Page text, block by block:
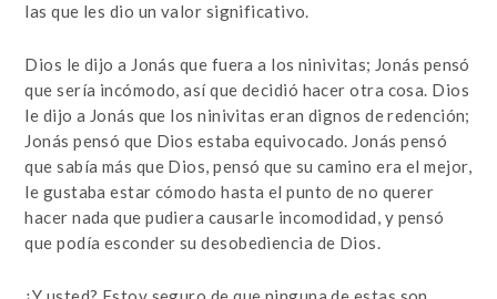
las que les dio un valor significativo.
Dios le dijo a Jonás que fuera a los ninivitas; Jonás pensó
que sería incómodo, así que decidió hacer otra cosa. Dios
le dijo a Jonás que los ninivitas eran dignos de redención;
Jonás pensó que Dios estaba equivocado. Jonás pensó
que sabía más que Dios, pensó que su camino era el mejor,
le gustaba estar cómodo hasta el punto de no querer
hacer nada que pudiera causarle incomodidad, y pensó
que podía esconder su desobediencia de Dios.